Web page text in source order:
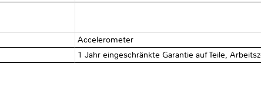
Accelerometer
1 Jahr eingeschränkte Garantie auf Teile,